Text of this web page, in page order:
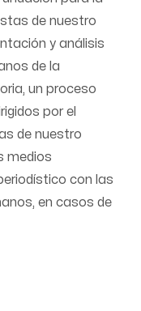
de nuestro
y análisis
de la
un proceso
por el
de nuestro
medios
con las
en casos de